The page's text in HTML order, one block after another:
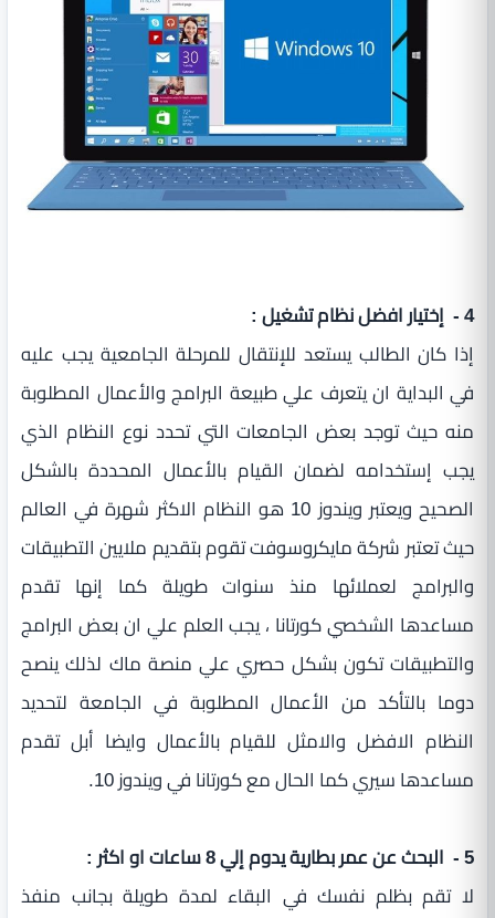
4 - إختيار افضل نظام تشغيل :
إذا كان الطالب يستعد للإنتقال للمرحلة الجامعية يجب عليه
في البداية ان يتعرف علي طبيعة البرامج والأعمال المطلوبة
منه حيث توجد بعض الجامعات التي تحدد نوع النظام الذي
يجب إستخدامه لضمان القيام بالأعمال المحددة بالشكل
الصحيح ويعتبر ويندوز 10 هو النظام الاكثر شهرة في العالم
حيث تعتبر شركة مايكروسوفت تقوم بتقديم ملايين التطبيقات
والبرامج لعملائها منذ سنوات طويلة كما إنها تقدم
مساعدها الشخصي كورتانا ، يجب العلم علي ان بعض البرامج
والتطبيقات تكون بشكل حصري علي منصة ماك لذلك ينصح
دوما بالتأكد من الأعمال المطلوبة في الجامعة لتحديد
النظام الافضل والامثل للقيام بالأعمال وايضا أبل تقدم
مساعدها سيري كما الحال مع كورتانا في ويندوز 10.
5 - البحث عن عمر بطارية يدوم إلي 8 ساعات او اكثر :
لا تقم بظلم نفسك في البقاء لمدة طويلة بجانب منفذ